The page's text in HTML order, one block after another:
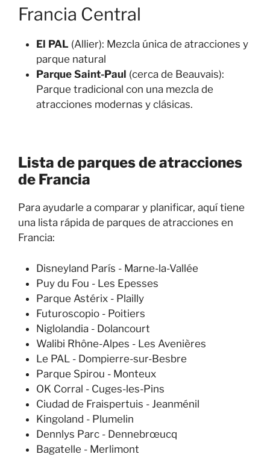
Francia Central
El PAL (Allier): Mezcla única de atracciones y
parque natural
Parque Saint-Paul (cerca de Beauvais):
Parque tradicional con una mezcla de
atracciones modernas y clásicas.
Lista de parques de atracciones
de Francia
Para ayudarle a comparar y planificar, aquí tiene
una lista rápida de parques de atracciones en
Francia:
Disneyland París - Marne-la-Vallée
Puy du Fou - Les Epesses
Parque Astérix - Plailly
Futuroscopio - Poitiers
Niglolandia - Dolancourt
Walibi Rhône-Alpes - Les Avenières
Le PAL - Dompierre-sur-Besbre
Parque Spirou - Monteux
OK Corral - Cuges-les-Pins
Ciudad de Fraispertuis - Jeanménil
Kingoland - Plumelin
Dennlys Parc - Dennebrœucq
Bagatelle - Merlimont